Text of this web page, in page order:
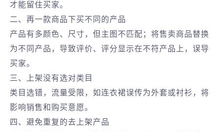
才能留住买家。
二、再一款商品下买不同的产品
产品有多颜色、尺寸，但主图不匹配；将售卖商品替换
为不同产品，导致评价、评分显示在不符产品上，误导
买家。
三、上架没有选对类目
类目选错，流量受限，如连衣裙误传为外套或衬衫，将
影响销售和购买意愿。
四、避免重复的去上架产品